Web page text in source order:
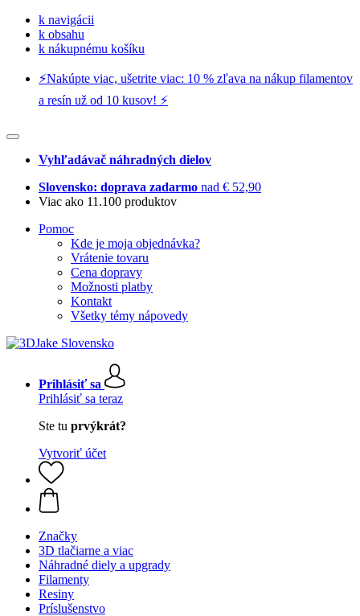
k navigácii
k obsahu
k nákupnému košíku
⚡️Nakúpte viac, ušetrite viac: 10 % zľava na nákup filamentov
a resín už od 10 kusov! ⚡️
Vyhľadávač náhradných dielov
Slovensko: doprava zadarmo nad € 52,90
Viac ako 11.100 produktov
Pomoc
Kde je moja objednávka?
Vrátenie tovaru
Cena dopravy
Možnosti platby
Kontakt
Všetky témy nápovedy
Prihlásiť sa
Prihlásiť sa teraz
Ste tu prvýkrát?
Vytvoriť účet
Značky
3D tlačiarne a viac
Náhradné diely a upgrady
Filamenty
Resiny
Príslušenstvo